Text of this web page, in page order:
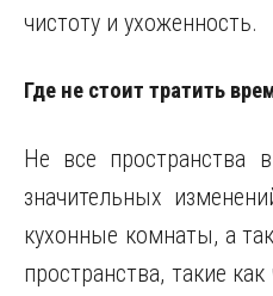
чистоту и ухоженность.
Где не стоит тратить
Не все пространства
значительных
кухонные комнаты, а
пространства, такие